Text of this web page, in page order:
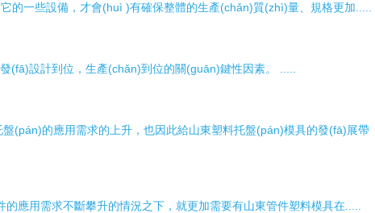
些設備，才會(huì )有確保整體的生產(chǎn)質(zhì)量、規格更加.....
設計到位，生產(chǎn)到位的關(guān)鍵性因素。 .....
的應用需求的上升，也因此給山東塑料托盤(pán)模具的發(fā)展帶
求不斷攀升的情況之下，就更加需要有山東管件塑料模具在.....